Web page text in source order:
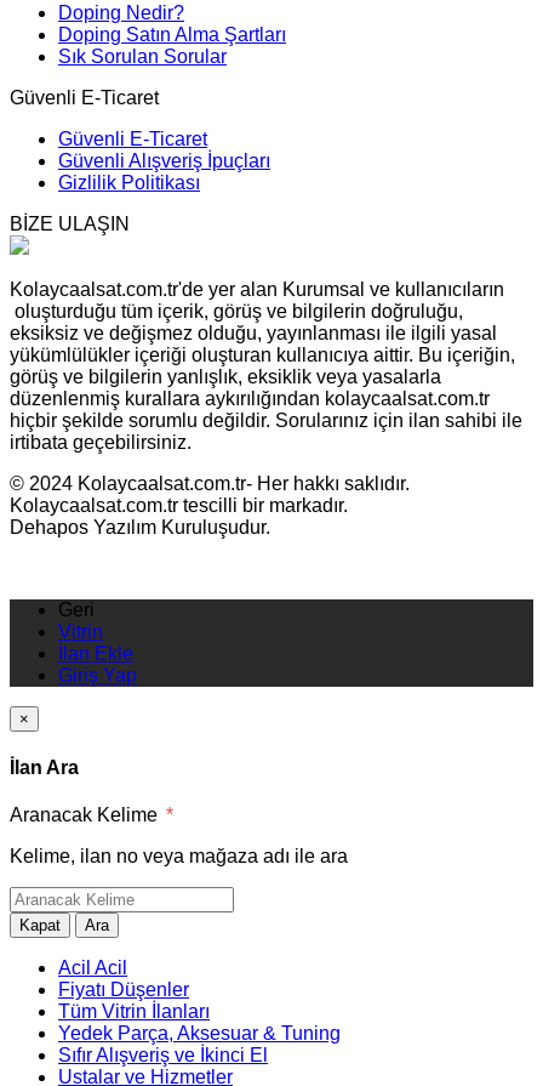
Doping Nedir?
Doping Satın Alma Şartları
Sık Sorulan Sorular
Güvenli E-Ticaret
Güvenli E-Ticaret
Güvenli Alışveriş İpuçları
Gizlilik Politikası
BİZE ULAŞIN
Kolaycaalsat.com.tr'de yer alan Kurumsal ve kullanıcıların
oluşturduğu tüm içerik, görüş ve bilgilerin doğruluğu,
eksiksiz ve değişmez olduğu, yayınlanması ile ilgili yasal
yükümlülükler içeriği oluşturan kullanıcıya aittir. Bu içeriğin,
görüş ve bilgilerin yanlışlık, eksiklik veya yasalarla
düzenlenmiş kurallara aykırılığından kolaycaalsat.com.tr
hiçbir şekilde sorumlu değildir. Sorularınız için ilan sahibi ile
irtibata geçebilirsiniz.
© 2024 Kolaycaalsat.com.tr- Her hakkı saklıdır.
Kolaycaalsat.com.tr tescilli bir markadır.
Dehapos Yazılım Kuruluşudur.
Geri
Vitrin
İlan Ekle
Giriş Yap
×
İlan Ara
Aranacak Kelime *
Kelime, ilan no veya mağaza adı ile ara
Kapat Ara
Acil Acil
Fiyatı Düşenler
Tüm Vitrin İlanları
Yedek Parça, Aksesuar & Tuning
Sıfır Alışveriş ve İkinci El
Ustalar ve Hizmetler